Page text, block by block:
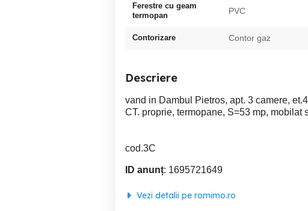
Ferestre cu geam
termopan
PVC
Contorizare Contor gaz
Descriere
vand in Dambul Pietros, apt. 3 camere,
CT. proprie, termopane, S=53 mp, mobilat
cod.3C
ID anunț: 1695721649
Vezi detalii pe romimo.ro